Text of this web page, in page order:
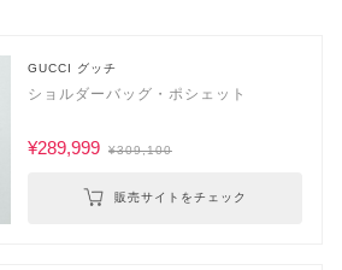
GUCCI グッチ
ショルダーバッグ・ポシェット
¥289,999 ¥309,100
販売サイトをチェック